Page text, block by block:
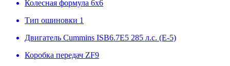
Колесная формула 6х6
Тип ошиновки 1
Двигатель Cummins ISB6.7E5 285 л.с. (Е-5)
Коробка передач ZF9